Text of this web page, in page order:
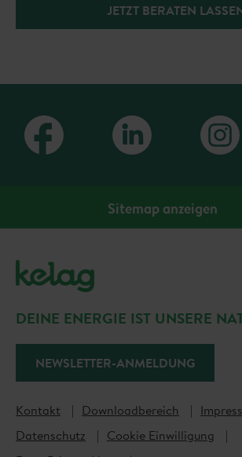
JETZT BERATEN
Sitemap anzeigen
Strom
Erdgas
Wärmepumpe
E-Mobilität
Glasfaser
Energieberatung
DEINE ENERGIE IST UNSERE
NEWSLETTER-ANMELDUNG
Kontakt Downloadbereich
Datenschutz
Cookie Einwilligung